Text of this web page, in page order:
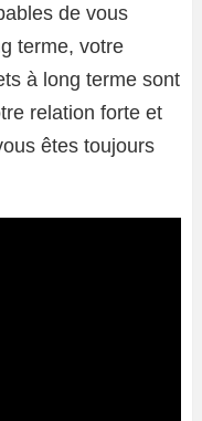
de vous
terme, votre
à long terme sont
relation forte et
êtes toujours